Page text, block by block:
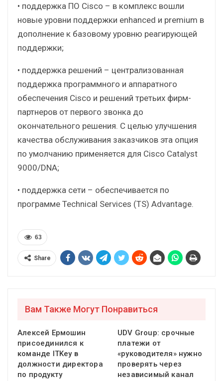
• поддержка ПО Cisco – в комплекс вошли
новые уровни поддержки enhanced и premium в
дополнение к базовому уровню реагирующей
поддержки;
• поддержка решений – централизованная
поддержка программного и аппаратного
обеспечения Cisco и решений третьих фирм-
партнеров от первого звонка до
окончательного решения. С целью улучшения
качества обслуживания заказчиков эта опция
по умолчанию применяется для Cisco Catalyst
9000/DNA;
• поддержка сети – обеспечивается по
программе Technical Services (TS) Advantage.
63
Share
Вам Также Могут Понравиться
Алексей Ермошин
присоединился к
команде ITKey в
должности директора
по продукту
UDV Group: срочные
платежи от
«руководителя» нужно
проверять через
независимый канал